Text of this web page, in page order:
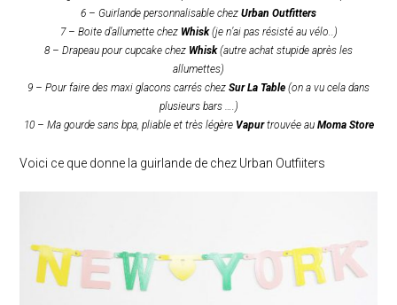
6 – Guirlande personnalisable chez Urban Outfitters
7 – Boite d’allumette chez Whisk(je n’ai pas résisté au vélo..)
8 – Drapeau pour cupcake chez Whisk(autre achat stupide après les
allumettes)
9 – Pour faire des maxi glacons carrés chez Sur La Table (on a vu cela dans
plusieurs bars ….)
10 – Ma gourde sans bpa, pliable et très légère Vapurtrouvée au Moma Store
Voici ce que donne la guirlande de chez Urban Outfiiters